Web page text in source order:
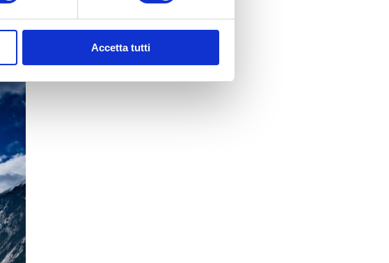
Accetta tutti